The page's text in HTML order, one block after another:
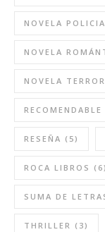
NOVELA
NOVELA
NOVELA TERROR
RECOMENDABLE
RESEÑA (5)
ROCA LIBROS (6)
SUMA DE
THRILLER (3)